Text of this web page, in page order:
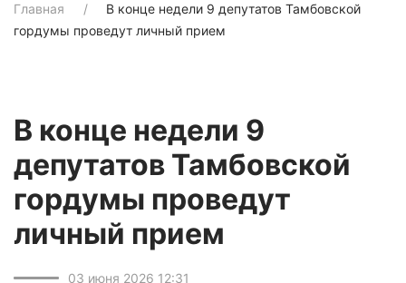
Главная
В конце недели 9 депутатов Тамбовской
гордумы проведут личный прием
В конце недели 9
депутатов Тамбовской
гордумы проведут
личный прием
03 июня 2026 12:31